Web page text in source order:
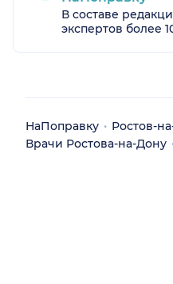
В составе
экспертов более
НаПоправку
Ростов-
Врачи Ростова-на-Дону